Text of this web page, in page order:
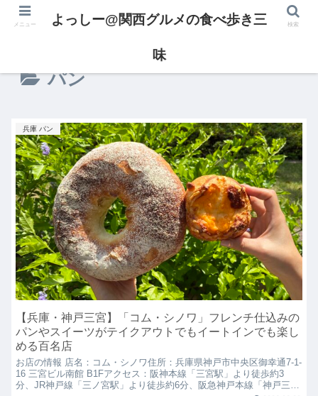
パン
兵庫 パン
【兵庫・神戸三宮】「コム・シノワ」フレンチ仕込みの
パンやスイーツがテイクアウトでもイートインでも楽し
める百名店
お店の情報 店名：コム・シノワ住所：兵庫県神戸市中央区御幸通7-1-
16 三宮ビル南館 B1Fアクセス：阪神本線「三宮駅」より徒歩約3
分、JR神戸線「三ノ宮駅」より徒歩約6分、阪急神戸本線「神戸三宮
メニュー よっしー@関西グルメの食べ歩き三
味
検索